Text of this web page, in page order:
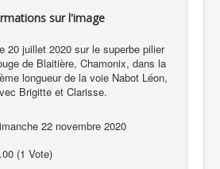
sur l'image
20 juillet 2020 sur le superbe pilier
de Blaitière, Chamonix, dans la
longueur de la voie Nabot Léon,
Brigitte et Clarisse.
22 novembre 2020
(1 Vote)